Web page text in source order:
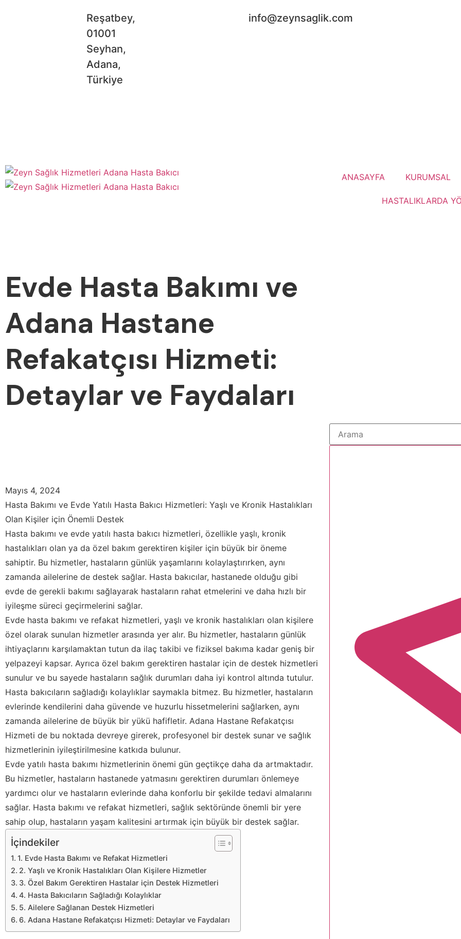
Reşatbey,
01001
Seyhan,
Adana,
Türkiye
info@zeynsaglik.com
ANASAYFA KURUMSAL
HASTALIKLARDA
Evde Hasta Bakımı ve
Adana Hastane
Refakatçısı Hizmeti:
Detaylar ve Faydaları
Mayıs 4, 2024
Hasta Bakımı ve Evde Yatılı Hasta Bakıcı Hizmetleri: Yaşlı ve Kronik Hastalıkları
Olan Kişiler için Önemli Destek
Hasta bakımı ve evde yatılı hasta bakıcı hizmetleri, özellikle yaşlı, kronik
hastalıkları olan ya da özel bakım gerektiren kişiler için büyük bir öneme
sahiptir. Bu hizmetler, hastaların günlük yaşamlarını kolaylaştırırken, aynı
zamanda ailelerine de destek sağlar. Hasta bakıcılar, hastanede olduğu gibi
evde de gerekli bakımı sağlayarak hastaların rahat etmelerini ve daha hızlı bir
iyileşme süreci geçirmelerini sağlar.
Evde hasta bakımı ve refakat hizmetleri, yaşlı ve kronik hastalıkları olan kişilere
özel olarak sunulan hizmetler arasında yer alır. Bu hizmetler, hastaların günlük
ihtiyaçlarını karşılamaktan tutun da ilaç takibi ve fiziksel bakıma kadar geniş bir
yelpazeyi kapsar. Ayrıca özel bakım gerektiren hastalar için de destek hizmetleri
sunulur ve bu sayede hastaların sağlık durumları daha iyi kontrol altında tutulur.
Hasta bakıcıların sağladığı kolaylıklar saymakla bitmez. Bu hizmetler, hastaların
evlerinde kendilerini daha güvende ve huzurlu hissetmelerini sağlarken, aynı
zamanda ailelerine de büyük bir yükü hafifletir. Adana Hastane Refakatçısı
Hizmeti de bu noktada devreye girerek, profesyonel bir destek sunar ve sağlık
hizmetlerinin iyileştirilmesine katkıda bulunur.
Evde yatılı hasta bakımı hizmetlerinin önemi gün geçtikçe daha da artmaktadır.
Bu hizmetler, hastaların hastanede yatmasını gerektiren durumları önlemeye
yardımcı olur ve hastaların evlerinde daha konforlu bir şekilde tedavi almalarını
sağlar. Hasta bakımı ve refakat hizmetleri, sağlık sektöründe önemli bir yere
sahip olup, hastaların yaşam kalitesini artırmak için büyük bir destek sağlar.
İçindekiler
1. Evde Hasta Bakımı ve Refakat Hizmetleri
2. Yaşlı ve Kronik Hastalıkları Olan Kişilere Hizmetler
3. Özel Bakım Gerektiren Hastalar için Destek Hizmetleri
4. Hasta Bakıcıların Sağladığı Kolaylıklar
5. Ailelere Sağlanan Destek Hizmetleri
6. Adana Hastane Refakatçısı Hizmeti: Detaylar ve Faydaları